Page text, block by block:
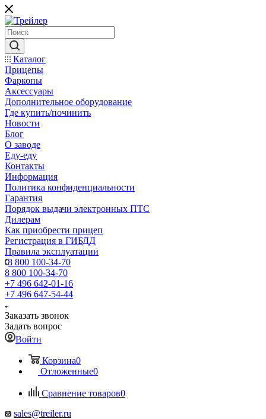
Каталог
Прицепы
Фаркопы
Аксессуары
Дополнительное оборудование
Где купить/починить
Новости
Блог
О заводе
Еду-еду
Контакты
Информация
Политика конфиденциальности
Гарантия
Порядок выдачи электронных ПТС
Дилерам
Как приобрести прицеп
Регистрация в ГИБДД
Правила эксплуатации
8 800 100-34-70
8 800 100-34-70
+7 496 642-01-16
+7 496 647-54-44
Заказать звонок
Задать вопрос
Войти
Корзина0
Отложенные0
Сравнение товаров0
sales@treiler.ru